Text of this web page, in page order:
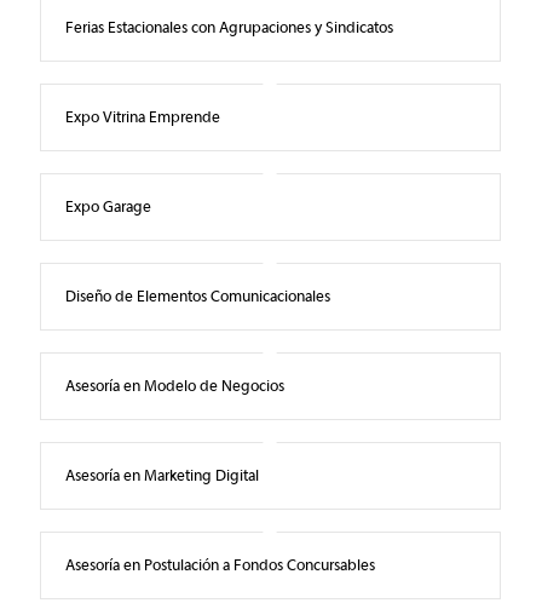
Ferias Estacionales con Agrupaciones y Sindicatos
Expo Vitrina Emprende
Expo Garage
Diseño de Elementos Comunicacionales
Asesoría en Modelo de Negocios
Asesoría en Marketing Digital
Asesoría en Postulación a Fondos Concursables